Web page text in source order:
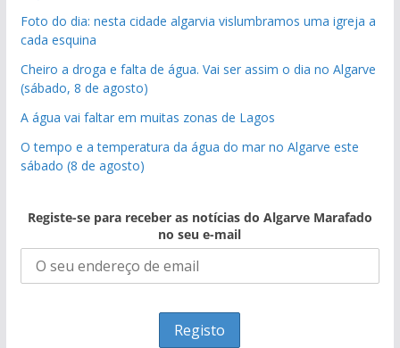
Foto do dia: nesta cidade algarvia vislumbramos uma igreja a
cada esquina
Cheiro a droga e falta de água. Vai ser assim o dia no Algarve
(sábado, 8 de agosto)
A água vai faltar em muitas zonas de Lagos
O tempo e a temperatura da água do mar no Algarve este
sábado (8 de agosto)
Registe-se para receber as notícias do Algarve Marafado
no seu e-mail